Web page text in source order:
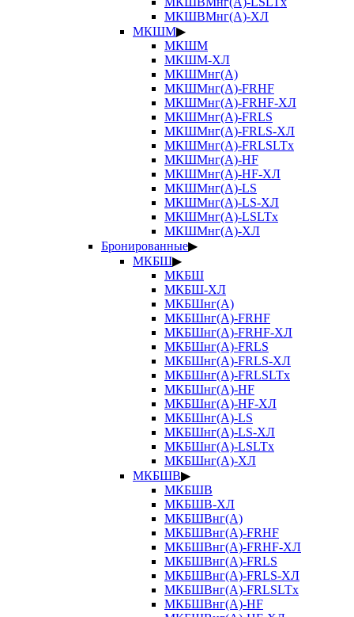
МКШВМнг(А)-ХЛ
МКШМ▶
МКШМ
МКШМ-ХЛ
МКШМнг(А)
МКШМнг(А)-FRHF
МКШМнг(А)-FRHF-ХЛ
МКШМнг(А)-FRLS
МКШМнг(А)-FRLS-ХЛ
МКШМнг(А)-FRLSLTx
МКШМнг(А)-HF
МКШМнг(А)-HF-ХЛ
МКШМнг(А)-LS
МКШМнг(А)-LS-ХЛ
МКШМнг(А)-LSLTx
МКШМнг(А)-ХЛ
Бронированные▶
МКБШ▶
МКБШ
МКБШ-ХЛ
МКБШнг(А)
МКБШнг(А)-FRHF
МКБШнг(А)-FRHF-ХЛ
МКБШнг(А)-FRLS
МКБШнг(А)-FRLS-ХЛ
МКБШнг(А)-FRLSLTx
МКБШнг(А)-HF
МКБШнг(А)-HF-ХЛ
МКБШнг(А)-LS
МКБШнг(А)-LS-ХЛ
МКБШнг(А)-LSLTx
МКБШнг(А)-ХЛ
МКБШВ▶
МКБШВ
МКБШВ-ХЛ
МКБШВнг(А)
МКБШВнг(А)-FRHF
МКБШВнг(А)-FRHF-ХЛ
МКБШВнг(А)-FRLS
МКБШВнг(А)-FRLS-ХЛ
МКБШВнг(А)-FRLSLTx
МКБШВнг(А)-HF